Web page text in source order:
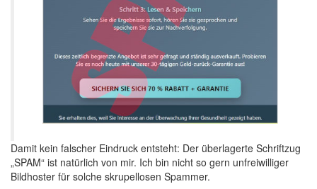
Damit kein falscher Eindruck entsteht: Der überlagerte Schriftzug
„SPAM“ ist natürlich von mir. Ich bin nicht so gern unfreiwilliger
Bildhoster für solche skrupellosen Spammer.